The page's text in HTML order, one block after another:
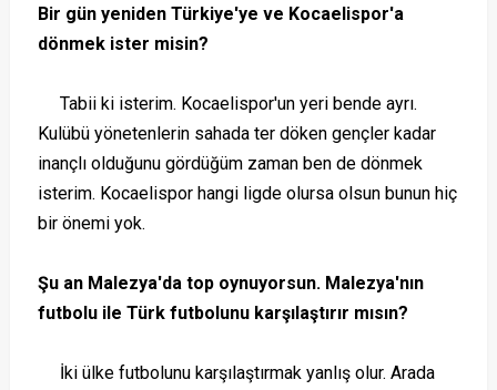
Bir gün yeniden Türkiye'ye ve Kocaelispor'a
dönmek ister misin?
Tabii ki isterim. Kocaelispor'un yeri bende ayrı.
Kulübü yönetenlerin sahada ter döken gençler kadar
inançlı olduğunu gördüğüm zaman ben de dönmek
isterim. Kocaelispor hangi ligde olursa olsun bunun hiç
bir önemi yok.
Şu an Malezya'da top oynuyorsun. Malezya'nın
futbolu ile Türk futbolunu karşılaştırır mısın?
İki ülke futbolunu karşılaştırmak yanlış olur. Arada